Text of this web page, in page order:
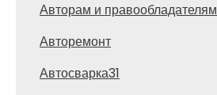
Авторам и правообладателям
Авторемонт
Автосварка31